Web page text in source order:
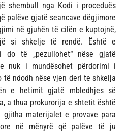
shembull nga Kodi i proceduës
palëve gjatë seancave dëgjimore
në gjuhën të cilën e kuptojnë,
si shkelje të rendë. Është e
do të „pezullohet“ nëse gjatë
nuk i mundësohet përdorimi i
të ndodh nëse vjen deri te shkelja
e hetimit gjatë mbledhjes së
a thua prokurorija e shtetit është
materijalet e provave para
në mënyrë që palëve të ju